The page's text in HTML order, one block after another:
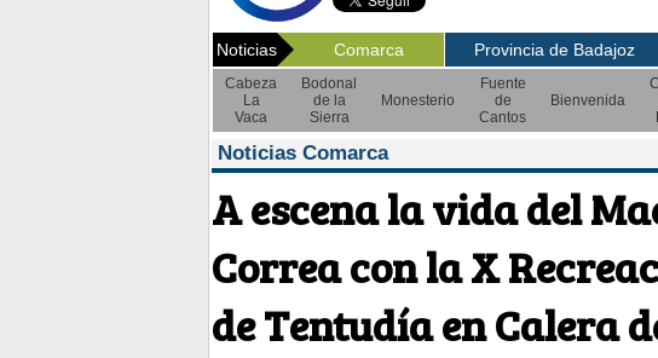
Noticias Comarca Provincia de Badajoz
Cabeza
La
Vaca
Bodonal
de la
Sierra
Monesterio
Fuente
de
Cantos
Bienvenida
Noticias Comarca
A escena la vida del
Correa con la X
de Tentudía en Calera